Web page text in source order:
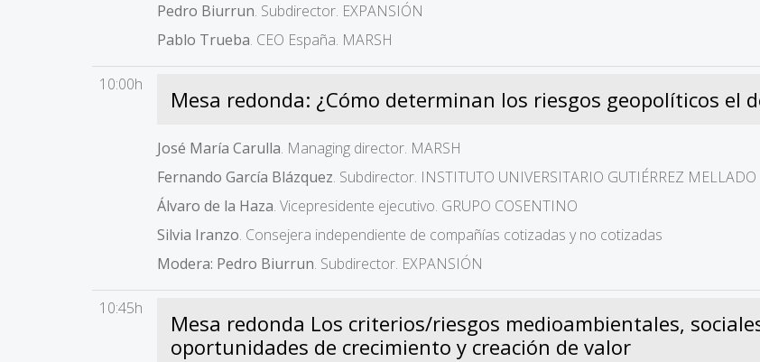
Pedro Biurrun. Subdirector. EXPANSIÓN
Pablo Trueba. CEO España. MARSH
10:00h
Mesa redonda: ¿Cómo determinan los riesgos geopolíticos el
José María Carulla. Managing director. MARSH
Fernando García Blázquez. Subdirector. INSTITUTO UNIVERSITARIO GUTIÉRREZ MELLADO
Álvaro de la Haza. Vicepresidente ejecutivo. GRUPO COSENTINO
Silvia Iranzo. Consejera independiente de compañías cotizadas y no cotizadas
Modera: Pedro Biurrun. Subdirector. EXPANSIÓN
10:45h
Mesa redonda Los criterios/riesgos medioambientales,
oportunidades de crecimiento y creación de valor